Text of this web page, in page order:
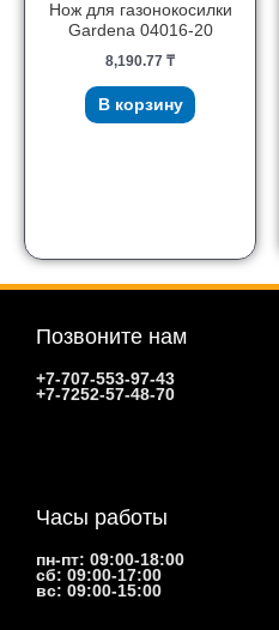
Нож для газонокосилки
Gardena 04016-20
8,190.77 ₸
В корзину
Позвоните нам
+7-707-553-97-43
+7-7252-57-48-70
Часы работы
пн-пт: 09:00-18:00
сб: 09:00-17:00
вс: 09:00-15:00